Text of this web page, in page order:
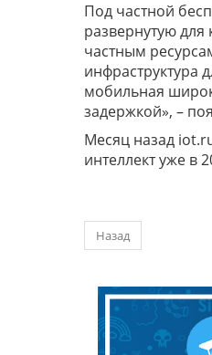
Под частной
развернутую для
частным
инфраструктура
мобильная
задержкой», –
Месяц назад
интеллект уже в
Назад